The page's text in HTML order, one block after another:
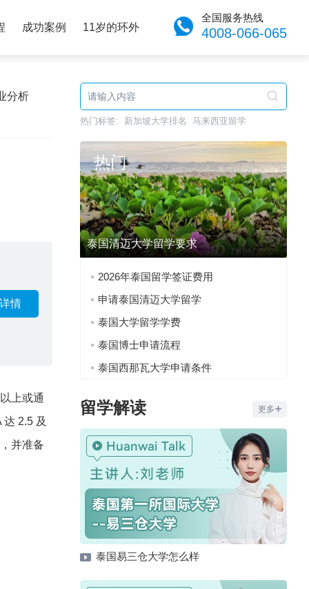
成功案例 11岁的环外
全国服务热线
4008-066-065
分析
情
上或通
2.5 及
并准备
热门标签: 新加坡大学排名 马来西亚留学
热门
泰国清迈大学留学要求
2026年泰国留学签证费用
申请泰国清迈大学留学
泰国大学留学学费
泰国博士申请流程
泰国西那瓦大学申请条件
留学解读 更多
泰国易三仓大学怎么样